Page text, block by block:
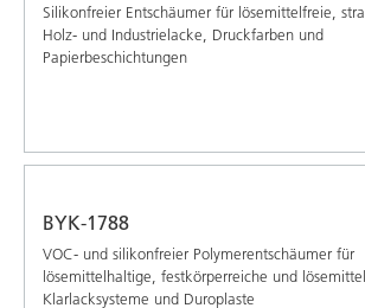
Silikonfreier Entschäumer für lösemittelfreie,
Holz- und Industrielacke, Druckfarben und
Papierbeschichtungen
BYK-1788
VOC- und silikonfreier Polymerentschäumer für
lösemittelhaltige, festkörperreiche und
Klarlacksysteme und Duroplaste